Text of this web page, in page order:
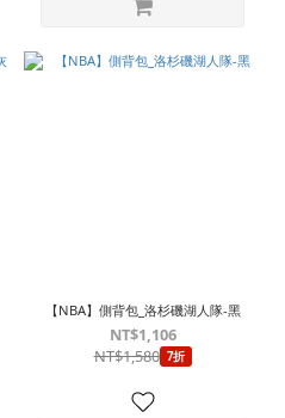
【NBA】側背包_洛杉磯湖人隊-黑
NT$1,106
NT$1,580 7折